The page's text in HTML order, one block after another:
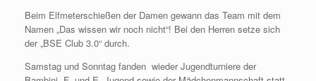
Beim Elfmeterschießen der Damen gewann das Team mit dem
Namen „Das wissen wir noch nicht“! Bei den Herren setze sich
der „BSE Club 3.0“ durch.
Samstag und Sonntag fanden wieder Jugendturniere der